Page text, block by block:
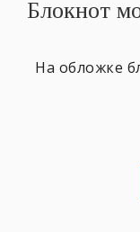
Блокнот
На обложке